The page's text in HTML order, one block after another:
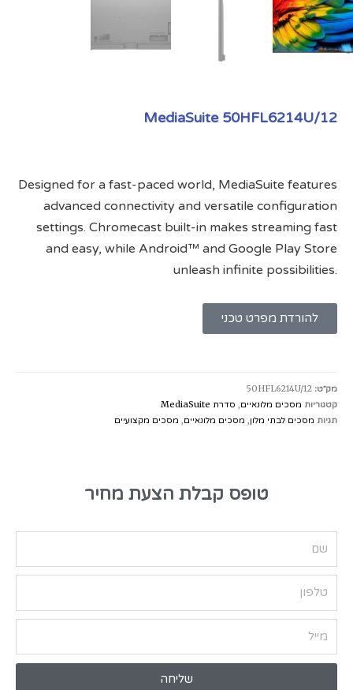
MediaSuite 50HFL6214U/12
Designed for a fast-paced world, MediaSuite features
advanced connectivity and versatile configuration
settings. Chromecast built-in makes streaming fast
and easy, while Android™ and Google Play Store
unleash infinite possibilities.
להורדת מפרט טכני
מק״ט: 50HFL6214U/12
קטגוריות מסכים מלונאיים, סדרת MediaSuite
תגיות מסכים לבתי מלון, מסכים מלונאיים, מסכים מקצועיים
טופס קבלת הצעת מחיר
שליחה